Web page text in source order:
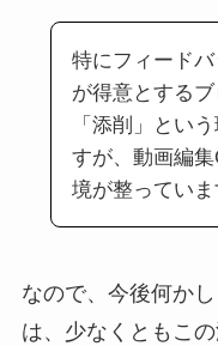
特にフィード
が得意とする
「添削」とい
すが、動画編
境が整っていま
なので、今後何か
は、少なくともこ